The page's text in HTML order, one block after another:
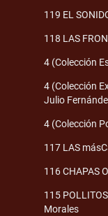
119 EL
118 LAS
4 (Colección
4 (Colección
Julio
4 (Colección
117 LAS
116 CHAPAS
115
Morales